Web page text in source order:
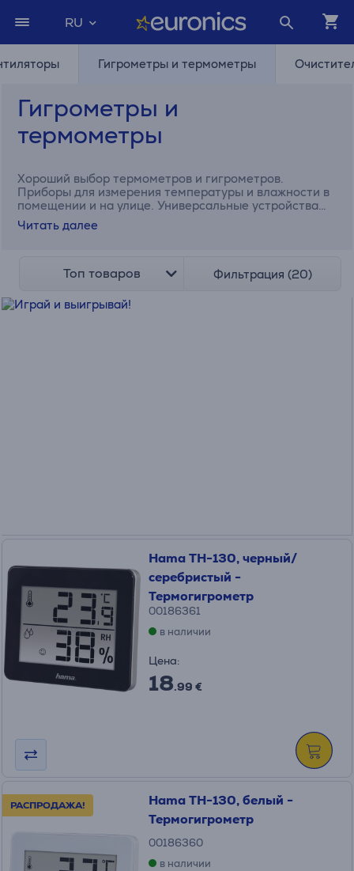
RU
Гигрометры и термометры
Гигрометры и
термометры
Хороший выбор термометров и гигрометров.
Приборы для измерения температуры и влажности в
помещении и на улице. Универсальные устройства
для измерения качества воздуха с большим экраном
и беспроводными датчиками от Hama и Stadler Form.
Читать далее
Топ товаров Фильтрация (20)
Hama TH-130, черный/
серебристый -
Термогигрометр
00186361
в наличии
Цена:
18.99 €
РАСПРОДАЖА!
Hama TH-130, белый -
Термогигрометр
00186360
в наличии